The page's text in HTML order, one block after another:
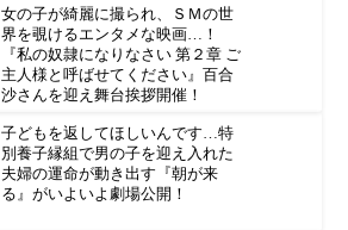
女の子が綺麗に撮られ、ＳＭの世
界を覗けるエンタメな映画…！
『私の奴隷になりなさい 第２章 ご
主人様と呼ばせてください』百合
沙さんを迎え舞台挨拶開催！
子どもを返してほしいんです…特
別養子縁組で男の子を迎え入れた
夫婦の運命が動き出す『朝が来
る』がいよいよ劇場公開！